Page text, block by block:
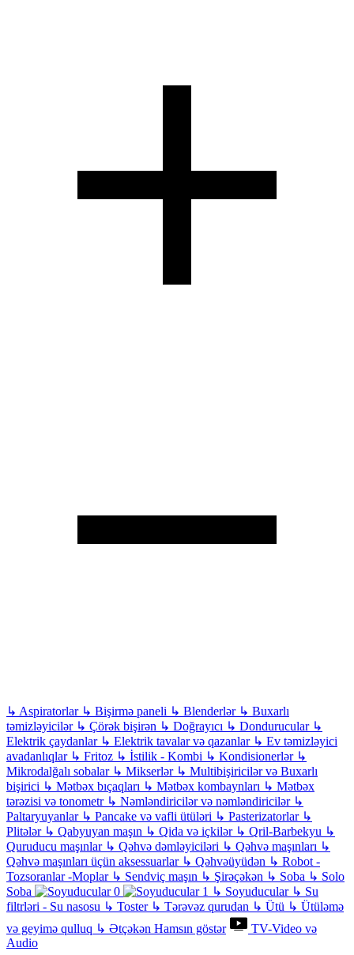
↳ Aspiratorlar ↳ Bişirmə paneli ↳ Blenderlər ↳ Buxarlı
təmizləyicilər ↳ Çörək bişirən ↳ Doğrayıcı ↳ Dondurucular ↳
Elektrik çaydanlar ↳ Elektrik tavalar və qazanlar ↳ Ev təmizləyici
avadanlıqlar ↳ Fritoz ↳ İstilik - Kombi ↳ Kondisionerlər ↳
Mikrodalğalı sobalar ↳ Mikserlər ↳ Multibişiricilər və Buxarlı
bişirici ↳ Mətbəx bıçaqları ↳ Mətbəx kombaynları ↳ Mətbəx
tərəzisi və tonometr ↳ Nəmləndiricilər və nəmləndiricilər ↳
Paltaryuyanlar ↳ Pancake və vafli ütüləri ↳ Pasterizatorlar ↳
Plitələr ↳ Qabyuyan maşın ↳ Qida və içkilər ↳ Qril-Barbekyu ↳
Quruducu maşınlar ↳ Qəhvə dəmləyiciləri ↳ Qəhvə maşınları ↳
Qəhvə maşınları üçün aksessuarlar ↳ Qəhvəüyüdən ↳ Robot -
Tozsoranlar -Moplar ↳ Sendviç maşın ↳ Şirəçəkən ↳ Soba ↳ Solo
Soba
↳ Soyuducular ↳ Su
filtrləri - Su nasosu ↳ Toster ↳ Tərəvəz qurudan ↳ Ütü ↳ Ütüləmə
və geyimə qulluq ↳ Ətçəkən Hamsın göstər
TV-Video və
Audio